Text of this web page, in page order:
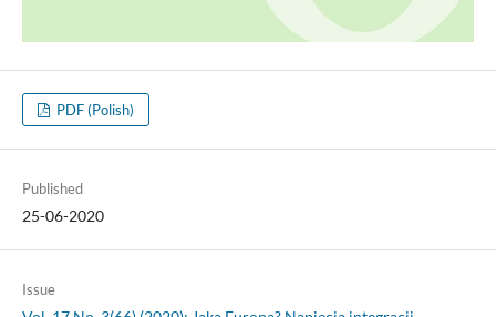
PDF (Polish)
Published
25-06-2020
Issue